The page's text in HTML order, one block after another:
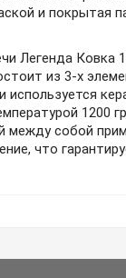
и покрытая
Легенда Ковка
из 3-х
1200
между собой
что